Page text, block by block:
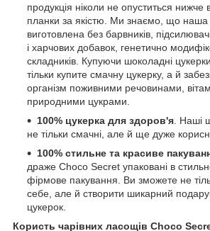
продукція ніколи не опуститься нижче
планки за якістю. Ми знаємо, що наша
виготовлена без барвників,
і харчових добавок, генетично
складників. Купуючи шоколадні
тільки купите смачну цукерку, а й
організм поживними речовинами,
природними цукрами.
100% цукерка для здоров'я . Наші
не тільки смачні, але й ще дуже
100% стильне та красиве
драже Choco Secret упаковані в
фірмове пакування. Ви зможете не
себе, але й створити шикарний
цукерок.
Користь чарівних ласощів Choco